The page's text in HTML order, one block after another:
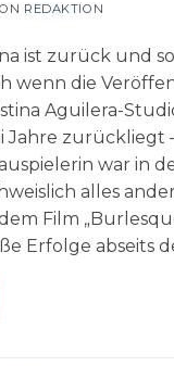
REDAKTION
ist zurück und
wenn die
Aguilera-
Jahre zurückliegt
war in
alles
Film
Erfolge abseits